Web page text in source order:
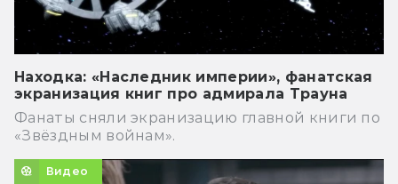
Находка: «Наследник империи», фанатская
экранизация книг про адмирала Трауна
Фанаты сняли экранизацию главной книги по
«Звёздным войнам».
Видео